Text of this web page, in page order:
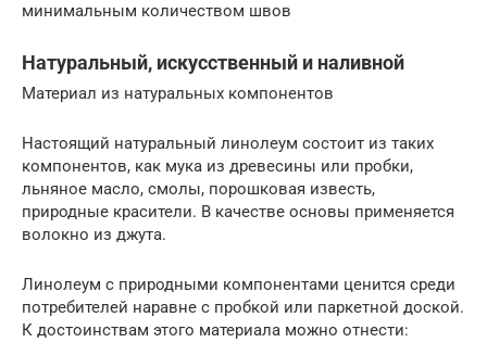
минимальным количеством швов
Натуральный, искусственный и наливной
Материал из натуральных компонентов
Настоящий натуральный линолеум состоит из таких
компонентов, как мука из древесины или пробки,
льняное масло, смолы, порошковая известь,
природные красители. В качестве основы применяется
волокно из джута.
Линолеум с природными компонентами ценится среди
потребителей наравне с пробкой или паркетной доской.
К достоинствам этого материала можно отнести: